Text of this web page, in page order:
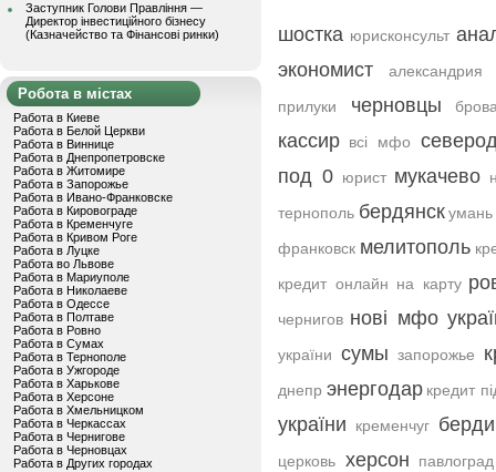
Заступник Голови Правління —
Директор інвестиційного бізнесу
(Казначейство та Фінансові ринки)
Робота в містах
Работа в Киеве
Работа в Белой Церкви
Работа в Виннице
Работа в Днепропетровске
Работа в Житомире
Работа в Запорожье
Работа в Ивано-Франковске
Работа в Кировограде
Работа в Кременчуге
Работа в Кривом Роге
Работа в Луцке
Работа во Львове
Работа в Мариуполе
Работа в Николаеве
Работа в Одессе
Работа в Полтаве
Работа в Ровно
Работа в Сумах
Работа в Тернополе
Работа в Ужгороде
Работа в Харькове
Работа в Херсоне
Работа в Хмельницком
Работа в Черкассах
Работа в Чернигове
Работа в Черновцах
Работа в Других городах
шостка юрисконсульт
экономист
александрия
прилуки
черновцы
кассир всі мфо
под 0 юрист мукачево
тернополь бердянск умань
франковск мелитополь
кредит онлайн на карту
чернигов нові мфо
україни сумы запорожье
днепр энергодар кредит
україни кременчуг
церковь херсон павлоград